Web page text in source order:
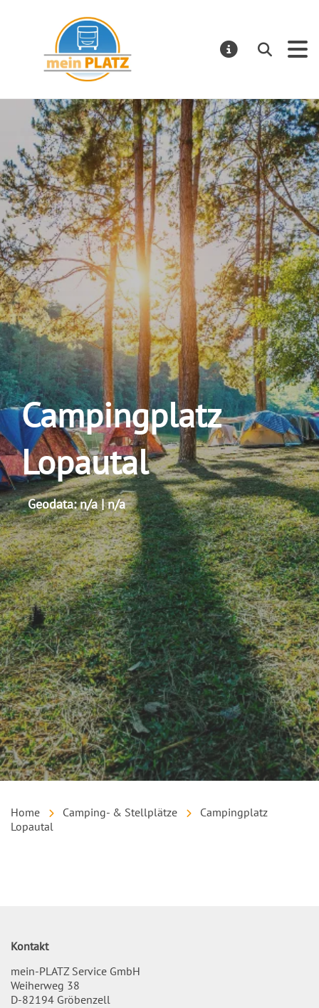
Suchen
Campingplatz
Lopautal
Geodata: n/a | n/a
Home Camping- & Stellplätze
Campingplatz
Lopautal
Kontakt
mein-PLATZ Service GmbH
Weiherweg 38
D-82194 Gröbenzell